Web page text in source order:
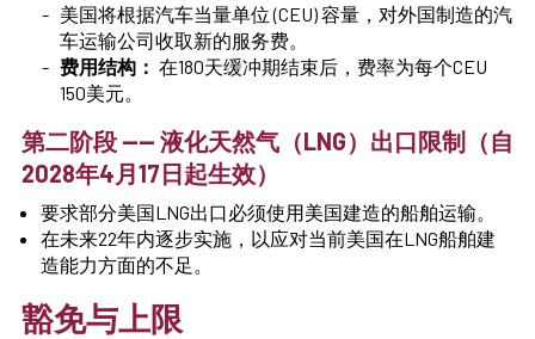
美国将根据汽车当量单位 (CEU) 容量，对外国制造的汽
车运输公司收取新的服务费。
费用结构： 在180天缓冲期结束后，费率为每个CEU
150美元。
第二阶段 —— 液化天然气（LNG）出口限制（自
2028年4月17日起生效）
要求部分美国LNG出口必须使用美国建造的船舶运输。
在未来22年内逐步实施，以应对当前美国在LNG船舶建
造能力方面的不足。
豁免与上限